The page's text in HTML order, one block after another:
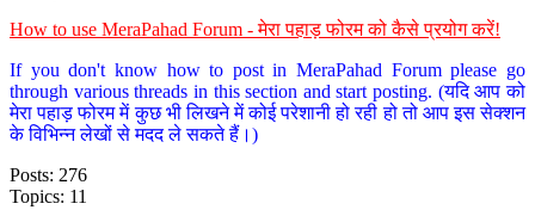
How to use MeraPahad Forum - मेरा पहाड़ फोरम को कैसे प्रयोग करें!
If you don't know how to post in MeraPahad Forum please go
through various threads in this section and start posting. (यदि आप को
मेरा पहाड़ फोरम में कुछ भी लिखने में कोई परेशानी हो रही हो तो आप इस सेक्शन
के विभिन्न लेखों से मदद ले सकते हैं।)
Posts: 276
Topics: 11